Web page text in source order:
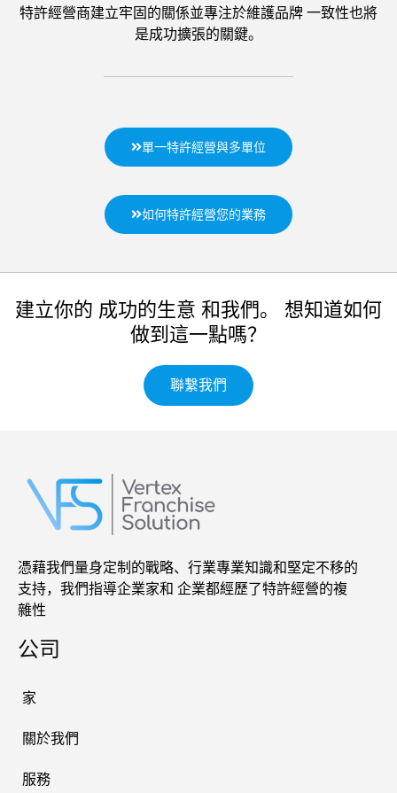
特許經營商建立牢固的關係並專注於維護品牌 一致性也將
是成功擴張的關鍵。
單一特許經營與多單位
如何特許經營您的業務
建立你的 成功的生意 和我們。 想知道如何
做到這一點嗎？
聯繫我們
憑藉我們量身定制的戰略、行業專業知識和堅定不移的
支持，我們指導企業家和 企業都經歷了特許經營的複
雜性
公司
家
關於我們
服務